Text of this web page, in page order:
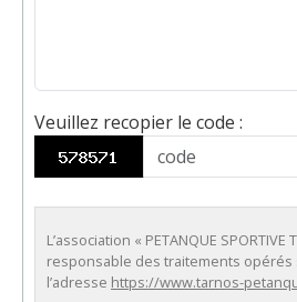
Veuillez recopier le code :
L’association « PETANQUE SPORTIVE
responsable des traitements opérés
l’adresse https://www.tarnos-